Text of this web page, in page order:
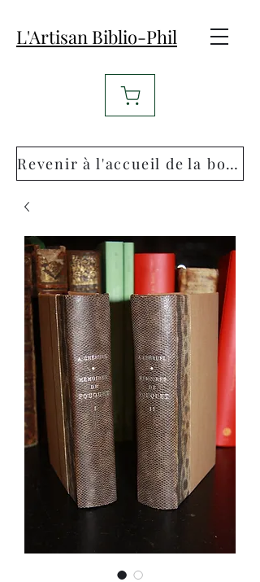
L'Artisan Biblio-Phil
Revenir à l'accueil de la boutique